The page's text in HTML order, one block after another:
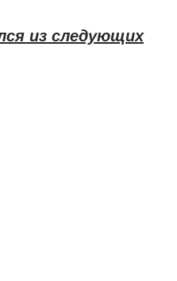
из следующих